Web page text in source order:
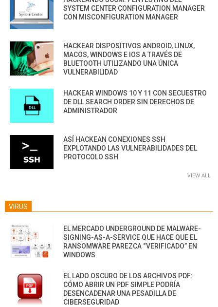
SYSTEM CENTER CONFIGURATION MANAGER
CON MISCONFIGURATION MANAGER
HACKEAR DISPOSITIVOS ANDROID, LINUX,
MACOS, WINDOWS E IOS A TRAVÉS DE
BLUETOOTH UTILIZANDO UNA ÚNICA
VULNERABILIDAD
HACKEAR WINDOWS 10 Y 11 CON SECUESTRO
DE DLL SEARCH ORDER SIN DERECHOS DE
ADMINISTRADOR
ASÍ HACKEAN CONEXIONES SSH
EXPLOTANDO LAS VULNERABILIDADES DEL
PROTOCOLO SSH
VIEW ALL
VIRUS
EL MERCADO UNDERGROUND DE MALWARE-
SIGNING-AS-A-SERVICE QUE HACE QUE EL
RANSOMWARE PAREZCA “VERIFICADO” EN
WINDOWS
EL LADO OSCURO DE LOS ARCHIVOS PDF:
CÓMO ABRIR UN PDF SIMPLE PODRÍA
DESENCADENAR UNA PESADILLA DE
CIBERSEGURIDAD